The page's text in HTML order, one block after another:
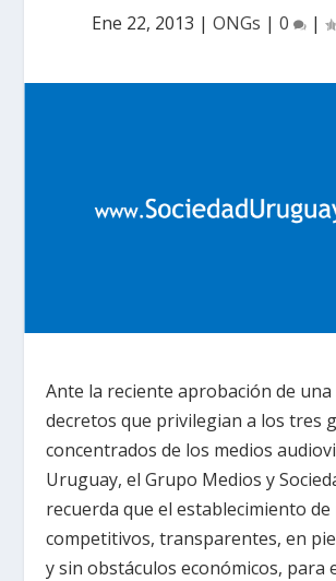
Ene 22, 2013 | ONGs | 0 |
Ante la reciente aprobación de una
decretos que privilegian a los tres
concentrados de los medios
Uruguay, el Grupo Medios y
recuerda que el establecimiento de
competitivos, transparentes, en
y sin obstáculos económicos, para